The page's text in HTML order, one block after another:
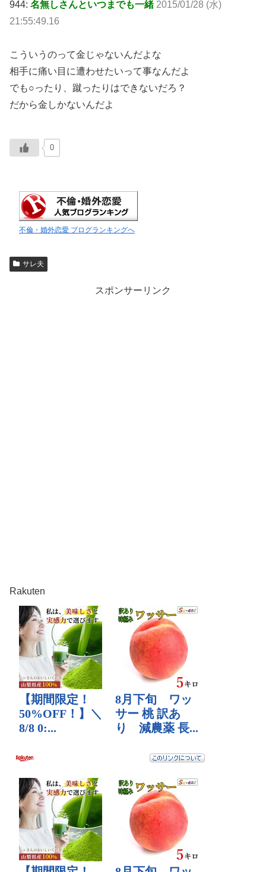
944: 名無しさんといつまでも一緒 2015/01/28 (水)
21:55:49.16
こういうのって金じゃないんだよな
相手に痛い目に遭わせたいって事なんだよ
でも○ったり、蹴ったりはできないだろ？
だから金しかないんだよ
0
不倫・婚外恋愛 ブログランキングへ
サレ夫
スポンサーリンク
Rakuten